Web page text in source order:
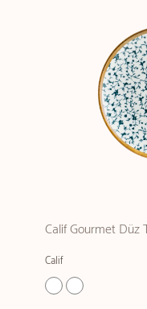
Calif Gourmet Düz
Calif